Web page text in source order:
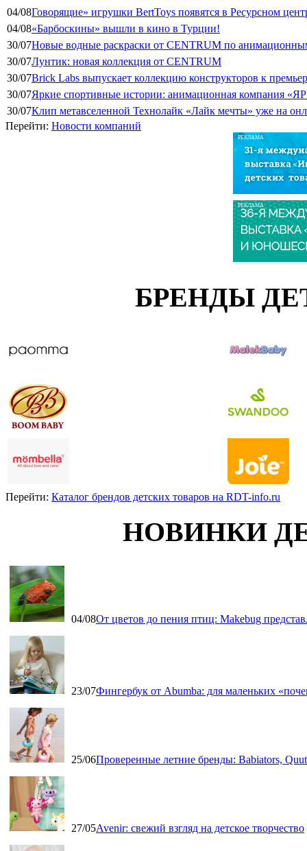
04/08Говорящие» игрушки BertToys появятся в Ресурсном
04/08«Барбоскины» вышли в кино в Турции!
30/07Новые водные раскраски от CENTRUM по
30/07Лунтик: новая коллекция от CENTRUM
30/07Brick Labs выпускает коллекцию конструкторов к
30/07Яркие спортивные истории: анимационная компания
30/07Клип метавселенной Технолайк «Лайк мечты» уже на
Перейти: Новости компаний
РЕКЛАМА
РЕКЛАМА
БРЕНДЫ
Перейти: Каталог брендов детских товаров на RDT-info.ru
НОВИНКИ
04/08От цветов до пения птиц: Makebug
23/07Фингербук от Abumba: для маленьких
25/06Проверенные летние бренды: Babiators,
27/05Avenir: свежий взгляд на детское творчество